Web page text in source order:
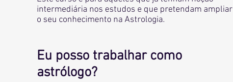
intermediária nos estudos e que pretendam ampliar
o seu conhecimento na Astrologia.
Eu posso trabalhar como
astrólogo?